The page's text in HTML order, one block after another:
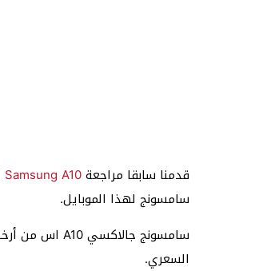
قدمنا سابقا مراجعةSamsung A10
سامسونج لهذا الموبايل.
السعري.